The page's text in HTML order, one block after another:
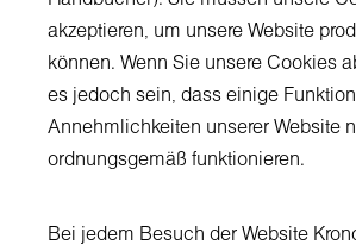
akzeptieren, um unsere Website
können. Wenn Sie unsere Cookies
es jedoch sein, dass einige
Annehmlichkeiten unserer Website
ordnungsgemäß funktionieren.
Bei jedem Besuch der Website